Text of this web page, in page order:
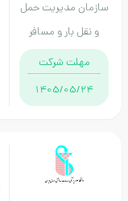
سازمان مدیریت حمل
و نقل بار و مسافر
شهرداری سنندج
مهلت شرکت
1405/05/24